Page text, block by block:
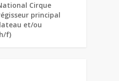
Cirque
principal
et/ou
f)